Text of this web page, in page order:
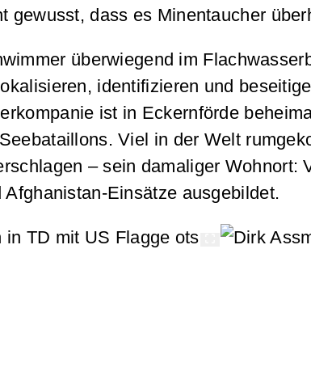
gewusst, dass es Minentaucher
überwiegend im
identifizieren und
ist in Eckernförde
Viel in der Welt
– sein damaliger
Afghanistan-Einsätze ausgebildet.